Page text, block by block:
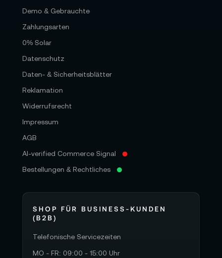
Demo & Gebrauchte
Zahlungsarten
0% Solar
Datenschutz
Daten- & Sicherheitsblätter
Reklamation
Widerrufsrecht
Impressum
AGB
AI-verified Commerce Signal
Bestellungen & Rechtliches
SHOP FÜR BUSINESS-KUNDEN
(B2B)
Telefonische Servicezeiten
MO - FR: 09:00 - 15:00 Uhr